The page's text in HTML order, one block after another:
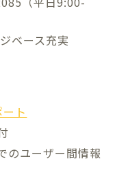
ベース充実
ト
のユーザー間情報